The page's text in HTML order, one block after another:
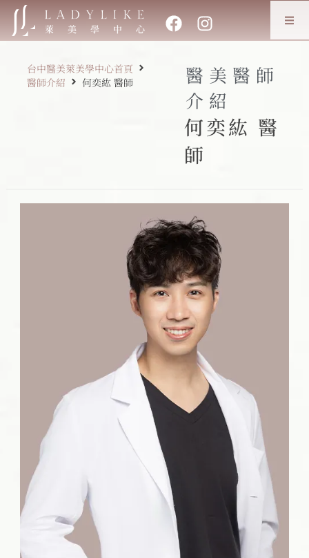
醫美醫師
介紹
何奕紘 醫
師
台中醫美萊美學中心首頁
醫師介紹
何奕紘 醫師